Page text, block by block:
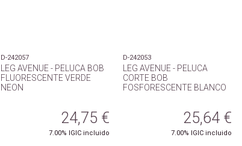
D-242057
LEG AVENUE - PELUCA BOB
FLUORESCENTE VERDE
NEON
24,75 €
7.00% IGIC incluido
D-242053
LEG AVENUE - PELUCA
CORTE BOB
FOSFORESCENTE BLANCO
25,64 €
7.00% IGIC incluido